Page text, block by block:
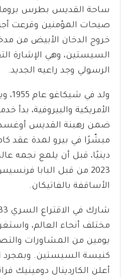
ساحة القديس بطرس
صيحات المؤمنين وقرعت
خروج الدخان الأبيض من
السيستين، وهي الإشارة
الرسولي وجد راعيه الجديد.
ولد
الأمريكية والبيروفية، بدأ
مبشّرًا في بيرو لمدة عقد
دينيًا، قبل أن يلمع نجمه
2023 من قبل البابا
الأساقفة بالفاتيكان.
مختلف أنحاء العالم،
يومين من المشاورات
كنيسة السيستين. وبمجرد
أعلن الكاردينال دومينيك